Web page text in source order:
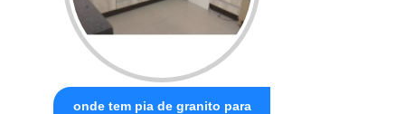
onde tem pia de granito para